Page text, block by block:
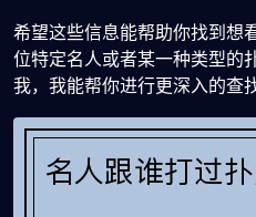
希望这些信息能帮助你找到想
位特定名人或者某一种类型的
我，我能帮你进行更深入的查找